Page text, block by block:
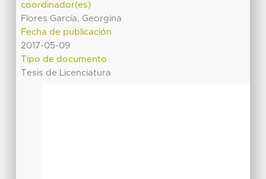
coordinador(es)
Flores García, Georgina
Fecha de publicación
2017-05-09
Tipo de documento
Tesis de Licenciatura